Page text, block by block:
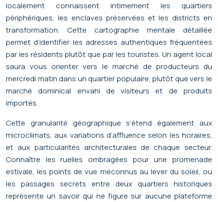
localement connaissent intimement les quartiers
périphériques, les enclaves préservées et les districts en
transformation. Cette cartographie mentale détaillée
permet d’identifier les adresses authentiques fréquentées
par les résidents plutôt que par les touristes. Un agent local
saura vous orienter vers le marché de producteurs du
mercredi matin dans un quartier populaire, plutôt que vers le
marché dominical envahi de visiteurs et de produits
importés.
Cette granularité géographique s’étend également aux
microclimats, aux variations d’affluence selon les horaires,
et aux particularités architecturales de chaque secteur.
Connaître les ruelles ombragées pour une promenade
estivale, les points de vue méconnus au lever du soleil, ou
les passages secrets entre deux quartiers historiques
représente un savoir qui ne figure sur aucune plateforme